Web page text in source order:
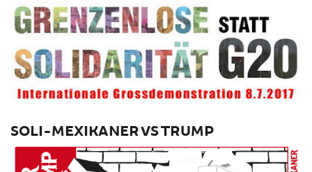
SOLI-MEXIKANER VS TRUMP